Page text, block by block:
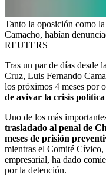
Tanto la oposición como
Camacho, habían
REUTERS
Tras un par de días desde
Cruz, Luis Fernando
los próximos 4 meses por
de avivar la crisis
Uno de los más
trasladado al penal de
meses de prisión
mientras el Comité
empresarial, ha dado
por la detención.